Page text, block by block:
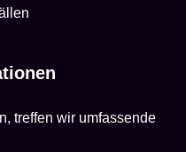
treffen wir umfassende